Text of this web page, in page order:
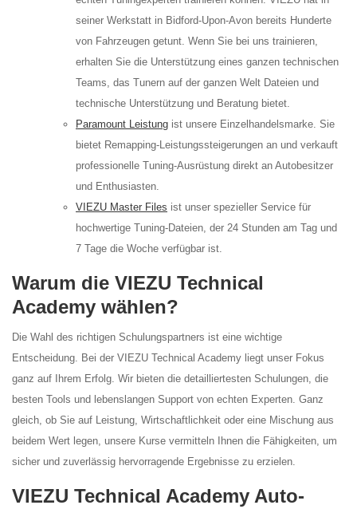
seiner Werkstatt in Bidford-Upon-Avon bereits Hunderte
von Fahrzeugen getunt. Wenn Sie bei uns trainieren,
erhalten Sie die Unterstützung eines ganzen technischen
Teams, das Tunern auf der ganzen Welt Dateien und
technische Unterstützung und Beratung bietet.
Paramount Leistung ist unsere Einzelhandelsmarke. Sie
bietet Remapping-Leistungssteigerungen an und verkauft
professionelle Tuning-Ausrüstung direkt an Autobesitzer
und Enthusiasten.
VIEZU Master Files ist unser spezieller Service für
hochwertige Tuning-Dateien, der 24 Stunden am Tag und
7 Tage die Woche verfügbar ist.
Warum die VIEZU Technical
Academy wählen?
Die Wahl des richtigen Schulungspartners ist eine wichtige
Entscheidung. Bei der VIEZU Technical Academy liegt unser Fokus
ganz auf Ihrem Erfolg. Wir bieten die detailliertesten Schulungen, die
besten Tools und lebenslangen Support von echten Experten. Ganz
gleich, ob Sie auf Leistung, Wirtschaftlichkeit oder eine Mischung aus
beidem Wert legen, unsere Kurse vermitteln Ihnen die Fähigkeiten, um
sicher und zuverlässig hervorragende Ergebnisse zu erzielen.
VIEZU Technical Academy Auto-